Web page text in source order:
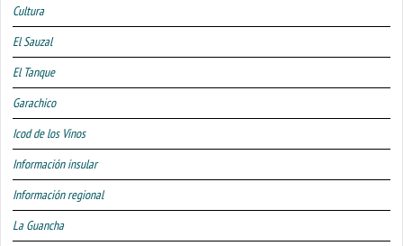
Cultura
El Sauzal
El Tanque
Garachico
Icod de los Vinos
Información insular
Información regional
La Guancha